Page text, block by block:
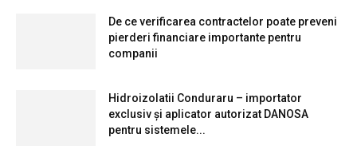
De ce verificarea contractelor poate preveni
pierderi financiare importante pentru
companii
Hidroizolatii Conduraru – importator
exclusiv și aplicator autorizat DANOSA
pentru sistemele...